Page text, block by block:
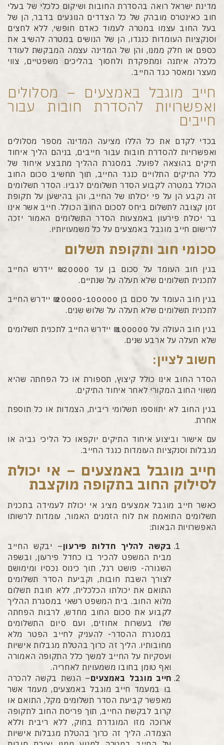
מדינת ישראל רואה בהסדרת החובות ושיקום כלכלי של בעלי
חוב כאינטרס מובהק של כל הצדדים הנוגעים בדבר, הן של
בעל החוב עצמו במטרה לעמוד כאדם חופשי, ללא לחצים
וסנקציות העומדות כנגדו, הן של הנושים במטרה להשיב את
כספם או חלק ממנו, והן של המדינה עצמה המבקשת לעודד
כלכלה איתנה ומתפקדת ולחסוך בהליכים משפטיים, צווי
מעצר ומאסר כגד החייב.
חייב מוגבל באמצעים – מסלולים
ואפשרויות להסדרת חובות עבור
חייבים
בכדי לקדם את כל הללו מציעה המדינה מספר מסלולים
ואפשרויות להסדרת חובות עבור חייבים, בניהם הליך איחוד
תיקים בהוצאה לפועל. במסגרת ההליך מתבצע איחוד של
כלל התיקים התלויים כנגד החייב, תוך תחשיב סכום החוב
הכולל במטרה לקבוע הסדר תשלומים לגביו. הסדר תשלומים
זה נקבע הן על פי יכולתו של החייב, והן בהישען על תקופת
זמן קצובה לתשלום ביחס לסכום החוב הכולל. חייב אשר אינו
בר יכולת פירעון באמצעות הסדר התשלומים האמור יזכה
לרישום חייב מוגבל באמצעים על כל משמעויותיו.
סכומי חוב ותקופת תשלום
בגין חוב העומד על סכום בן עד 20000 ₪ יידרש החייב
לתכנית תשלומים שלא תעלה על שנתיים.
בגין חוב העומד על סכום בן 20000-100000 ₪ יידרש החייב
לתכנית תשלומים שלא תעלה על שלוש שנים.
בגין חוב העולה על 100000 ₪ יידרש החייב לתכנית תשלומים
שלא תעלה על ארבע שנים.
חשוב לציין:
הסדר החוב אינו כולל קיצוץ, תספורת או כל הפחתה שהיא
משווי החוב המקורי לאחר איחוד התיקים.
בגין החוב לא יתווספו תשלומי ריבית, הצמדות או כל תוספת
אחרת.
עם אישור וביצוע איחוד התיקים יוקפאו כל הליכי גביה או
מגבלות וסנקציות העומדות כנגד החייב.
חייב מוגבל באמצעים – אי יכולת
לסילוק החוב בתקופה מוקצבת
כאשר חייב מוגבל אמצעים מציג אי יכולת לעמידה בתכנית
תשלומים התואמת את לוח הזמנים האמור, עומדות לרשותו
האפשרויות הבאות:
בקשה להליך חדלות פירעון– יבקש החייב
מבית המשפט להכיר בו כחדל פירעון, ובשפה
השגורה- פושט רגל, תוך כינוס נכסיו ומימושם
לצורך השבת חובות, וקביעת הסדר תשלומים
התואם את יכולתו הכלכלית, ללא חובת תשלום
מלוא החוב. בית המשפט רשאי במסגרת ההליך
לקבוע את סכום החוב מחדש, לרבות הפחתה
שלו בעשרות אחוזים, ועם סיום התשלומים
במסגרת ההסדר- להעניק לחייב הפטר מלא
מחובותיו. הליך זה כרוך בהטלת מגבלות אישיות
ועסקיות על החייב למשך כלל התקופה האמורה
ואף טומן בחובו משמעויות לאחריה.
חייב מוגבל באמצעים– הגשת בקשה להכרה
בו במעמד חייב מוגבל באמצעים, מעמד אשר
מאפשר קביעת הסדר תשלומים מקל, התואם או
קרוב לבקשת החייב, תוך פריסת החוב לתקופה
ארוכה מזו המוגדרת בחוק, ללא ריבית וללא
הצמדה. הליך זה כרוך בהטלת מגבלות אישיות